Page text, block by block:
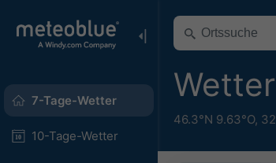
7-Tage-Wetter
10-Tage-Wetter
46.3°N 9.63°O,